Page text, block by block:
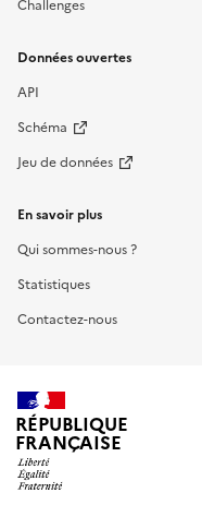
Challenges
Données ouvertes
API
Schéma
Jeu de données
En savoir plus
Qui sommes-nous ?
Statistiques
Contactez-nous
RÉPUBLIQUE
FRANÇAISE